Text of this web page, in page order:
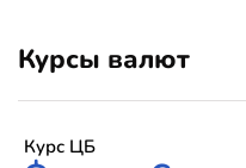
Курсы валют
Курс ЦБ